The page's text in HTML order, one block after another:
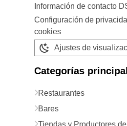
Información de contacto
Configuración de
cookies
Ajustes de
Categorías
Restaurantes
Bares
Tiendas y Productores de